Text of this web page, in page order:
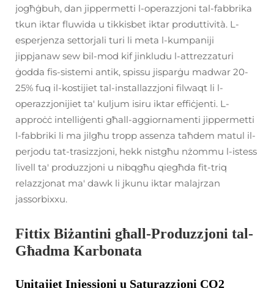
jogħġbuh, dan jippermetti l-operazzjoni tal-fabbrika
tkun iktar fluwida u tikkisbet iktar produttività. L-
esperjenza settorjali turi li meta l-kumpaniji
jippjanaw sew bil-mod kif jinkludu l-attrezzaturi
ġodda fis-sistemi antik, spissu jisparġu madwar 20-
25% fuq il-kostijiet tal-installazzjoni filwaqt li l-
operazzjonijiet ta' kuljum isiru iktar effiċjenti. L-
approċċ intelliġenti għall-aggiornamenti jippermetti
l-fabbriki li ma jilgħu tropp assenza taħdem matul il-
perjodu tat-trasizzjoni, hekk nistgħu nżommu l-istess
livell ta' produzzjoni u nibqgħu qiegħda fit-triq
relazzjonat ma' dawk li jkunu iktar malajrzan
jassorbixxu.
Fittix Biżantini għall-Produzzjoni tal-
Għadma Karbonata
Unitajiet Injessioni u Saturazzjoni CO2